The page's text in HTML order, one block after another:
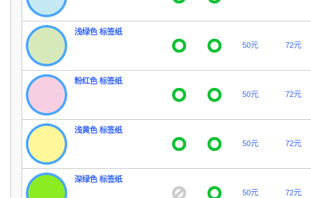
浅绿色 标签纸
50元
72元
粉红色 标签纸
50元
72元
浅黄色 标签纸
50元
72元
深绿色 标签纸
50元
72元